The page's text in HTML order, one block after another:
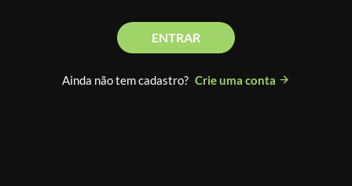
ENTRAR
Ainda não tem cadastro? Crie uma conta